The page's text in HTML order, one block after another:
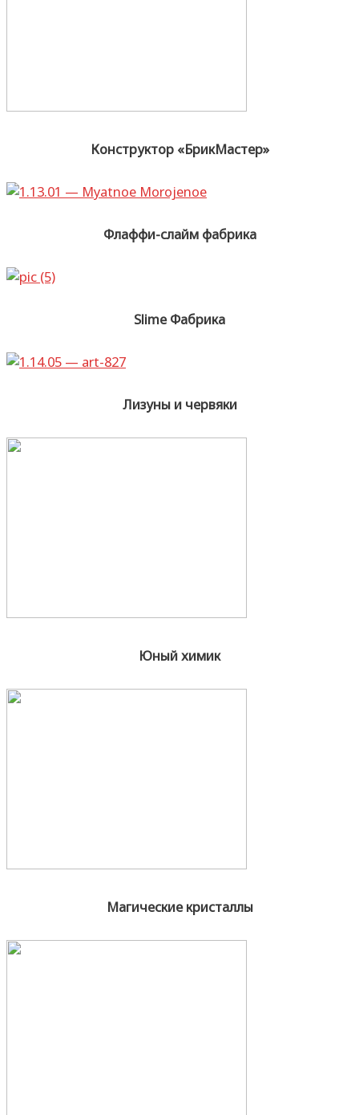
Конструктор «БрикМастер»
Флаффи-слайм фабрика
Slime Фабрика
Лизуны и червяки
Юный химик
Магические кристаллы